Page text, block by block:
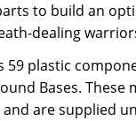
to build an
dealing
59 plastic
Bases. These
are supplied